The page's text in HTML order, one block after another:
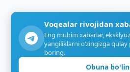
Voqealar rivojidan
Eng muhim xabarlar,
yangiliklarni o‘zingizga
boring.
Obuna